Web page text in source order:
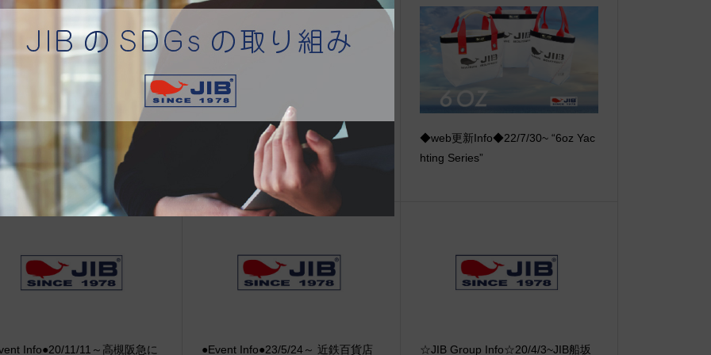
体アワード Bronze受賞
☆JIB Group Info☆20/9/28~【重
要】JIB本店・船坂店限定カラーオ
ーダーサービス休止...
◆web更新Info◆22/7/30~ “6oz Yac
hting Series”
Info●20/11/11～高槻阪急に ●Event Info●23/5/24～ 近鉄百貨店 ☆JIB Group Info☆20/4/3~JIB船坂